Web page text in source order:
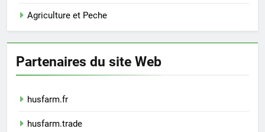
Agriculture et Peche
Partenaires du site Web
husfarm.fr
husfarm.trade